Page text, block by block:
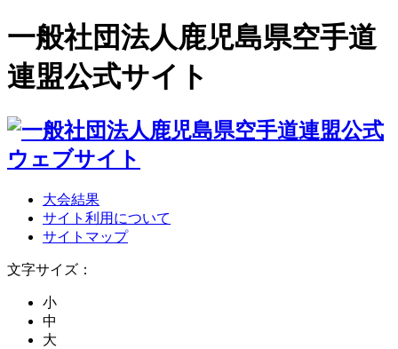
一般社団法人鹿児島県空手道
連盟公式サイト
大会結果
サイト利用について
サイトマップ
文字サイズ：
小
中
大